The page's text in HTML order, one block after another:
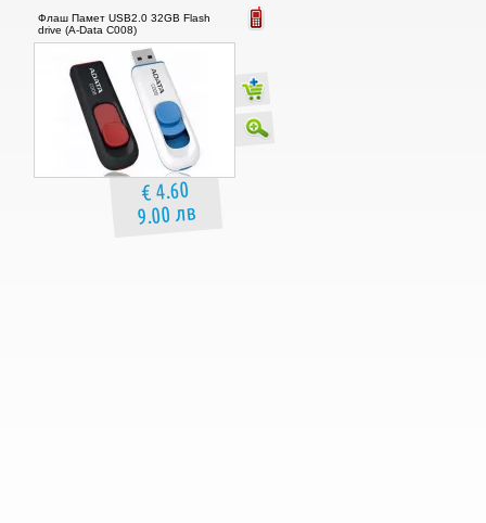
Флаш Памет USB2.0 32GB Flash
drive (A-Data C008)
€ 4.60
9.00 лв